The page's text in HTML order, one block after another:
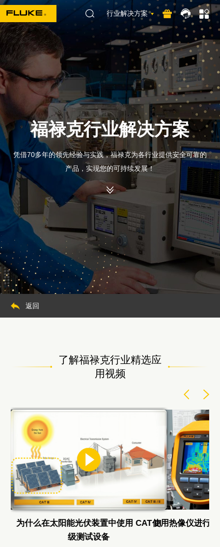
行业解决方案
福禄克行业解决方案
凭借70多年的领先经验与实践，福禄克为各行业提供安全可靠的
产品，实现您的可持续发展！
返回
了解福禄克行业精选应
用视频
为什么在太阳能光伏装置中使用 CAT III
级测试设备
使用热像仪进行